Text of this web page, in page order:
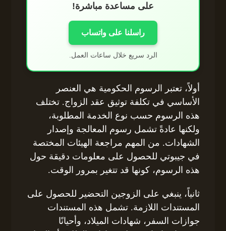
على مساعدة مباشرة!
راسلنا على واتساب
الرد سريع خلال ساعات العمل.
أولاً، تعتبر الرسوم الحكومية هي العنصر
الأساسي في تكلفة توثيق عقد الزواج. تختلف
هذه الرسوم حسب نوع الخدمة المطلوبة،
ولكنها عادةً تشمل رسوم المعالجة وإصدار
الشهادات. من المهم مراجعة الهيئات المختصة
في جيبوتي للحصول على معلومات دقيقة حول
هذه الرسوم، كونها قد تتغير بمرور الوقت.
ثانياً، ينبغي على الزوجين التحضير للحصول على
المستندات اللازمة. تشمل هذه المستندات
جوازات السفر، شهادات الميلاد، وأحيانًا